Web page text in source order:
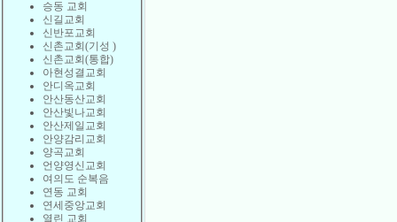
승동 교회
신길교회
신반포교회
신촌교회(기성 )
신촌교회(통합)
아현성결교회
안디옥교회
안산동산교회
안산빛나교회
안산제일교회
안양감리교회
양곡교회
언양영신교회
여의도 순복음
연동 교회
연세중앙교회
열린 교회